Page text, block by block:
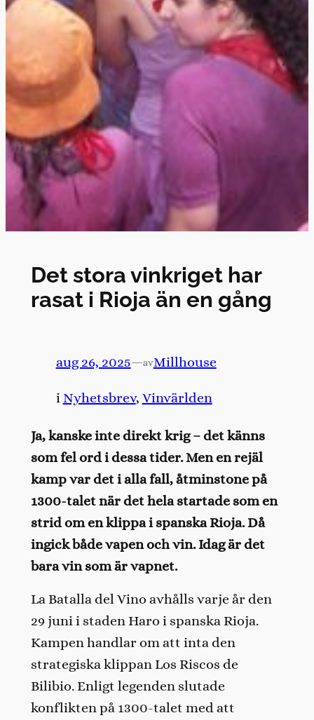
Det stora vinkriget har
rasat i Rioja än en gång
aug 26, 2025—avMillhouse
i Nyhetsbrev, Vinvärlden
Ja, kanske inte direkt krig – det känns
som fel ord i dessa tider. Men en rejäl
kamp var det i alla fall, åtminstone på
1300-talet när det hela startade som en
strid om en klippa i spanska Rioja. Då
ingick både vapen och vin. Idag är det
bara vin som är vapnet.
La Batalla del Vino avhålls varje år den
29 juni i staden Haro i spanska Rioja.
Kampen handlar om att inta den
strategiska klippan Los Riscos de
Bilibio. Enligt legenden slutade
konflikten på 1300-talet med att